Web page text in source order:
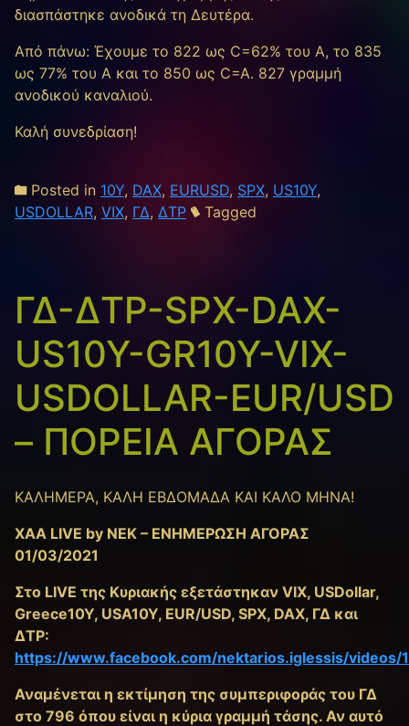
διασπάστηκε ανοδικά τη Δευτέρα.
Από πάνω: Έχουμε το 822 ως C=62% του Α, το 835
ως 77% του Α και το 850 ως C=A. 827 γραμμή
ανοδικού καναλιού.
Καλή συνεδρίαση!
Posted in 10Y, DAX, EURUSD, SPX, US10Y,
USDOLLAR, VIX, ΓΔ, ΔΤΡ Tagged
ΓΔ-ΔΤΡ-SPX-DAX-
US10Y-GR10Y-VIX-
USDOLLAR-EUR/USD
– ΠΟΡΕΙΑ ΑΓΟΡΑΣ
ΚΑΛΗΜΕΡΑ, ΚΑΛΗ ΕΒΔΟΜΑΔΑ ΚΑΙ ΚΑΛΟ ΜΗΝΑ!
XAA LIVE by NEK – ΕΝΗΜΕΡΩΣΗ ΑΓΟΡΑΣ
01/03/2021
Στο LIVE της Κυριακής εξετάστηκαν VIX, USDollar,
Greece10Y, USA10Y, EUR/USD, SPX, DAX, ΓΔ και
ΔΤΡ:
https://www.facebook.com/nektarios.iglessis/videos/
Αναμένεται η εκτίμηση της συμπεριφοράς του ΓΔ
στο 796 όπου είναι η κύρια γραμμή τάσης. Αν αυτό